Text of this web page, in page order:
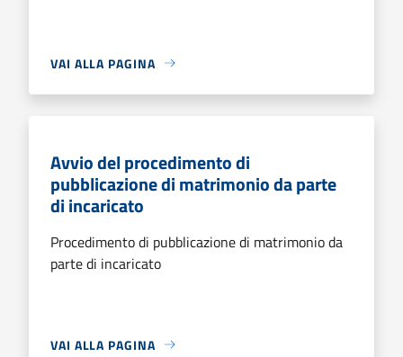
VAI ALLA PAGINA
Avvio del procedimento di
pubblicazione di matrimonio da parte
di incaricato
Procedimento di pubblicazione di matrimonio da
parte di incaricato
VAI ALLA PAGINA